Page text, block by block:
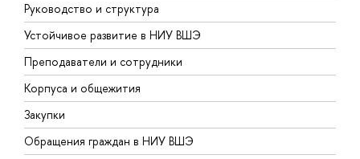
Руководство и структура
Устойчивое развитие в НИУ ВШЭ
Преподаватели и сотрудники
Корпуса и общежития
Закупки
Обращения граждан в НИУ ВШЭ